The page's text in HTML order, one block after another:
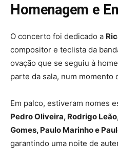
Homenagem e
O concerto foi dedicado a
compositor e teclista da
ovação que se seguiu à
parte da sala, num momento
Em palco, estiveram nomes
Pedro Oliveira, Rodrigo
Gomes, Paulo Marinho e
garantindo uma noite de